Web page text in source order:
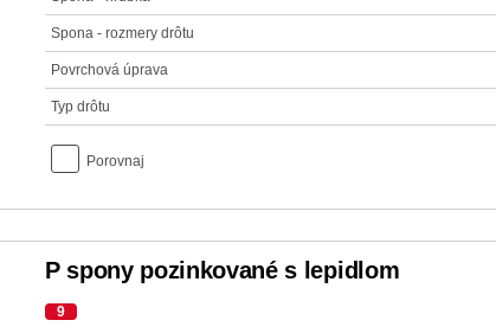
Spona - rozmery drôtu
Povrchová úprava
Typ drôtu
Porovnaj
P spony pozinkované s lepidlom
9